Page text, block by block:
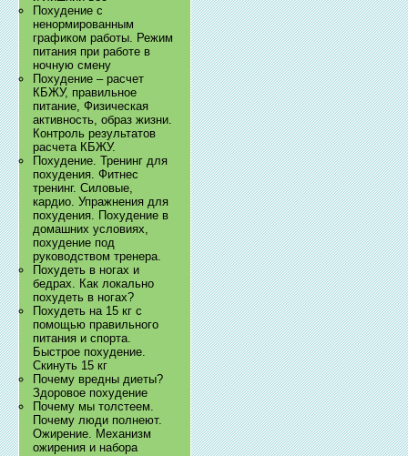
Похудение с
ненормированным
графиком работы. Режим
питания при работе в
ночную смену
Похудение – расчет
КБЖУ, правильное
питание, Физическая
активность, образ жизни.
Контроль результатов
расчета КБЖУ.
Похудение. Тренинг для
похудения. Фитнес
тренинг. Силовые,
кардио. Упражнения для
похудения. Похудение в
домашних условиях,
похудение под
руководством тренера.
Похудеть в ногах и
бедрах. Как локально
похудеть в ногах?
Похудеть на 15 кг с
помощью правильного
питания и спорта.
Быстрое похудение.
Скинуть 15 кг
Почему вредны диеты?
Здоровое похудение
Почему мы толстеем.
Почему люди полнеют.
Ожирение. Механизм
ожирения и набора